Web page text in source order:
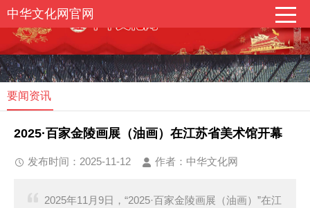
中华文化网官网
要闻资讯
2025·百家金陵画展（油画）在江苏省美术馆开幕
发布时间：2025-11-12 作者：中华文化网
2025年11月9日，“2025·百家金陵画展（油画）”在江